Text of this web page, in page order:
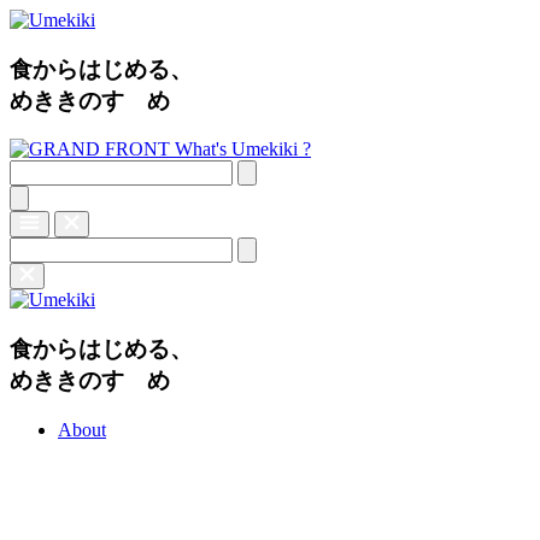
食からはじめる、
めききのすゝめ
What's Umekiki ?
食からはじめる、
めききのすゝめ
About